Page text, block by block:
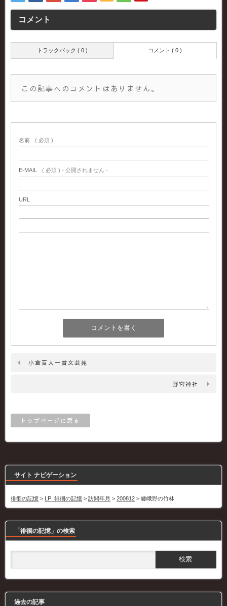
コメント
トラックバック ( 0 ) コメント ( 0 )
この記事へのコメントはありません。
名前 ( 必須 )
E-MAIL ( 必須 ) - 公開されません -
URL
小倉百人一首文芸苑
野宮神社
トップページに戻る
サイト ナビゲーション
徘徊の記憶 > LP_徘徊の記憶 > 訪問年月 > 200812 > 嵯峨野の竹林
「徘徊の記憶」の検索
過去の記事